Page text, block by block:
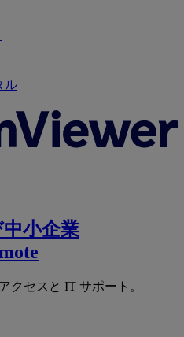
ル
小企業
クセスと IT サポート。